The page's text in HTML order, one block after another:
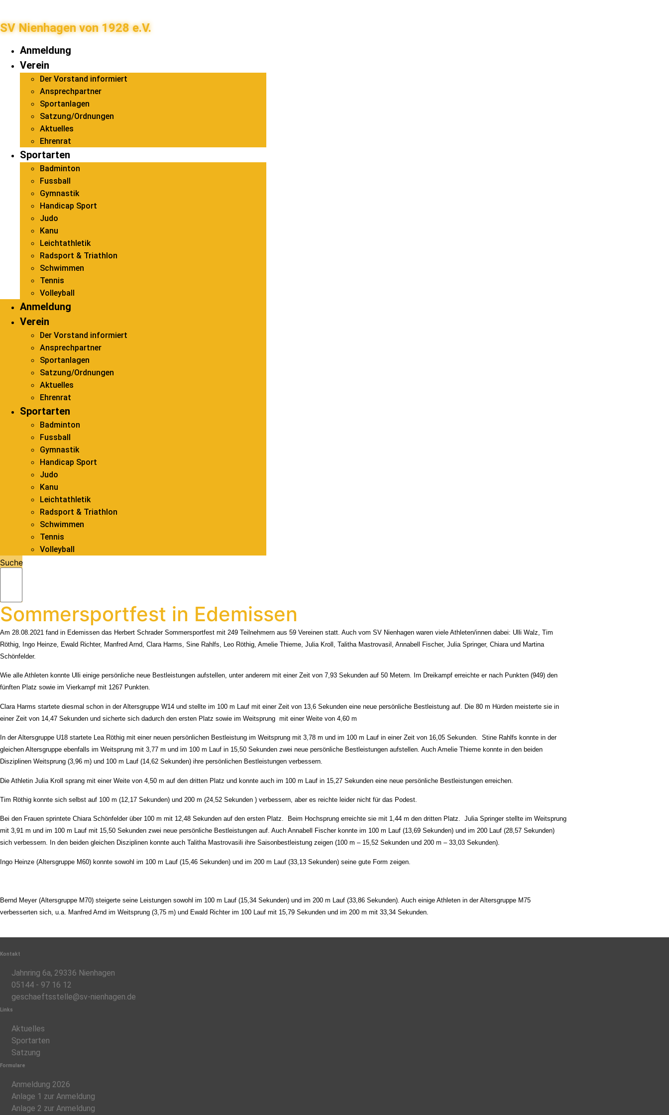
SV Nienhagen von 1928 e.V.
Anmeldung
Verein
Der Vorstand informiert
Ansprechpartner
Sportanlagen
Satzung/Ordnungen
Aktuelles
Ehrenrat
Sportarten
Badminton
Fussball
Gymnastik
Handicap Sport
Judo
Kanu
Leichtathletik
Radsport & Triathlon
Schwimmen
Tennis
Volleyball
Anmeldung
Verein
Der Vorstand informiert
Ansprechpartner
Sportanlagen
Satzung/Ordnungen
Aktuelles
Ehrenrat
Sportarten
Badminton
Fussball
Gymnastik
Handicap Sport
Judo
Kanu
Leichtathletik
Radsport & Triathlon
Schwimmen
Tennis
Volleyball
Suche
Sommersportfest in Edemissen
Am 28.08.2021 fand in Edemissen das Herbert Schrader Sommersportfest mit 249 Teilnehmern aus 59 Vereinen statt. Auch vom SV Nienhagen waren viele Athleten/innen dabei: Ulli Walz, Tim
Röthig, Ingo Heinze, Ewald Richter, Manfred Arnd, Clara Harms, Sine Rahlfs, Leo Röthig, Amelie Thieme, Julia Kroll, Talitha Mastrovasil, Annabell Fischer, Julia Springer, Chiara und Martina
Schönfelder.
Wie alle Athleten konnte Ulli einige persönliche neue Bestleistungen aufstellen, unter anderem mit einer Zeit von 7,93 Sekunden auf 50 Metern. Im Dreikampf erreichte er nach Punkten (949) den
fünften Platz sowie im Vierkampf mit 1267 Punkten.
Clara Harms startete diesmal schon in der Altersgruppe W14 und stellte im 100 m Lauf mit einer Zeit von 13,6 Sekunden eine neue persönliche Bestleistung auf. Die 80 m Hürden meisterte sie in
einer Zeit von 14,47 Sekunden und sicherte sich dadurch den ersten Platz sowie im Weitsprung mit einer Weite von 4,60 m
In der Altersgruppe U18 startete Lea Röthig mit einer neuen persönlichen Bestleistung im Weitsprung mit 3,78 m und im 100 m Lauf in einer Zeit von 16,05 Sekunden. Stine Rahlfs konnte in der
gleichen Altersgruppe ebenfalls im Weitsprung mit 3,77 m und im 100 m Lauf in 15,50 Sekunden zwei neue persönliche Bestleistungen aufstellen. Auch Amelie Thieme konnte in den beiden
Disziplinen Weitsprung (3,96 m) und 100 m Lauf (14,62 Sekunden) ihre persönlichen Bestleistungen verbessern.
Die Athletin Julia Kroll sprang mit einer Weite von 4,50 m auf den dritten Platz und konnte auch im 100 m Lauf in 15,27 Sekunden eine neue persönliche Bestleistungen erreichen.
Tim Röthig konnte sich selbst auf 100 m (12,17 Sekunden) und 200 m (24,52 Sekunden ) verbessern, aber es reichte leider nicht für das Podest.
Bei den Frauen sprintete Chiara Schönfelder über 100 m mit 12,48 Sekunden auf den ersten Platz. Beim Hochsprung erreichte sie mit 1,44 m den dritten Platz. Julia Springer stellte im Weitsprung
mit 3,91 m und im 100 m Lauf mit 15,50 Sekunden zwei neue persönliche Bestleistungen auf. Auch Annabell Fischer konnte im 100 m Lauf (13,69 Sekunden) und im 200 Lauf (28,57 Sekunden)
sich verbessern. In den beiden gleichen Disziplinen konnte auch Talitha Mastrovasili ihre Saisonbestleistung zeigen (100 m – 15,52 Sekunden und 200 m – 33,03 Sekunden).
Ingo Heinze (Altersgruppe M60) konnte sowohl im 100 m Lauf (15,46 Sekunden) und im 200 m Lauf (33,13 Sekunden) seine gute Form zeigen.
Bernd Meyer (Altersgruppe M70) steigerte seine Leistungen sowohl im 100 m Lauf (15,34 Sekunden) und im 200 m Lauf (33,86 Sekunden). Auch einige Athleten in der Altersgruppe M75
verbesserten sich, u.a. Manfred Arnd im Weitsprung (3,75 m) und Ewald Richter im 100 Lauf mit 15,79 Sekunden und im 200 m mit 33,34 Sekunden.
Kontakt
Jahnring 6a, 29336 Nienhagen
05144 - 97 16 12
geschaeftsstelle@sv-nienhagen.de
Links
Aktuelles
Sportarten
Satzung
Formulare
Anmeldung 2026
Anlage 1 zur Anmeldung
Anlage 2 zur Anmeldung